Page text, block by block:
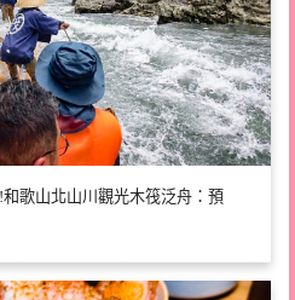
歌山北山川觀光木筏泛舟：預